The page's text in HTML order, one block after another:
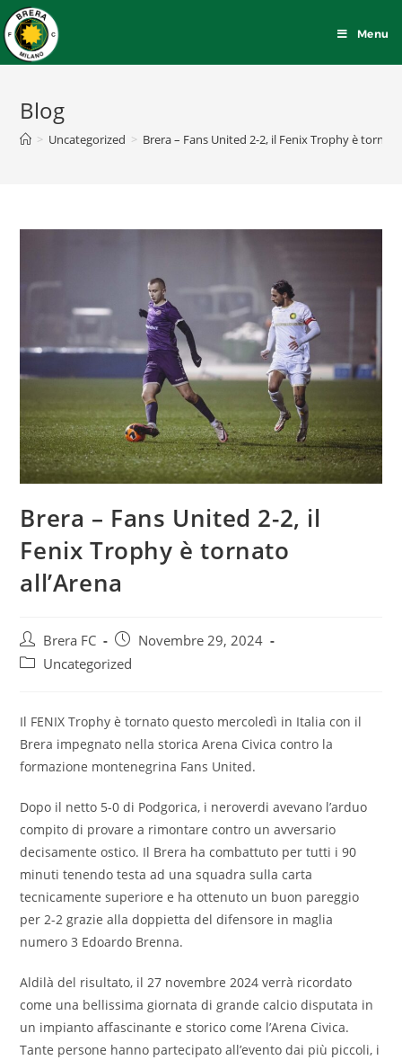
Menu
Blog
> Uncategorized > Brera – Fans United 2-2, il Fenix Trophy è tornato
Brera – Fans United 2-2, il
Fenix Trophy è tornato
all’Arena
Brera FC
Novembre 29, 2024
Uncategorized
Il FENIX Trophy è tornato questo mercoledì in Italia con il
Brera impegnato nella storica Arena Civica contro la
formazione montenegrina Fans United.
Dopo il netto 5-0 di Podgorica, i neroverdi avevano l’arduo
compito di provare a rimontare contro un avversario
decisamente ostico. Il Brera ha combattuto per tutti i 90
minuti tenendo testa ad una squadra sulla carta
tecnicamente superiore e ha ottenuto un buon pareggio
per 2-2 grazie alla doppietta del difensore in maglia
numero 3 Edoardo Brenna.
Aldilà del risultato, il 27 novembre 2024 verrà ricordato
come una bellissima giornata di grande calcio disputata in
un impianto affascinante e storico come l’Arena Civica.
Tante persone hanno partecipato all’evento dai più piccoli, i